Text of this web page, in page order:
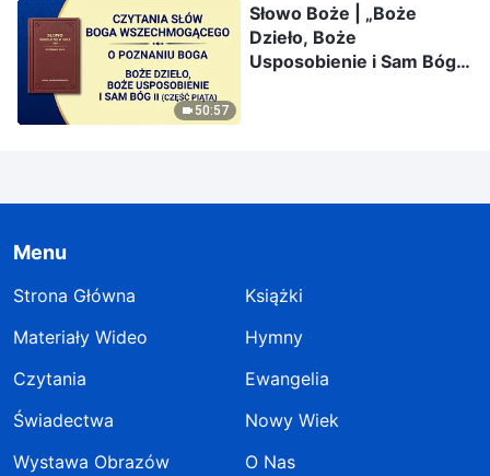
50:57
Słowo Boże | „Boże
Dzieło, Boże
Usposobienie i Sam Bóg
Menu
Strona Główna
Książki
Materiały Wideo
Hymny
Czytania
Ewangelia
Świadectwa
Nowy Wiek
Wystawa Obrazów
O Nas